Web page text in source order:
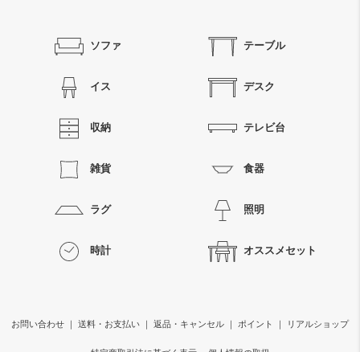
ソファ テーブル
イス デスク
収納 テレビ台
雑貨 食器
ラグ 照明
時計 オススメセット
お問い合わせ 送料・お支払い 返品・キャンセル ポイント リアルショップ